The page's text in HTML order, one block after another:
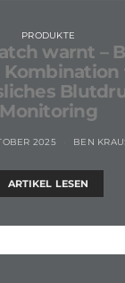
PRODUKTE
warnt –
Kombination
Monitoring
2025 BEN
ARTIKEL LESEN